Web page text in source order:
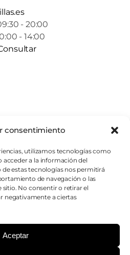
consentimiento
utilizamos tecnologías como
acceder a la información del
estas tecnologías nos permitirá
de navegación o las
sitio. No consentir o retirar el
negativamente a ciertas
Aceptar
- 20:00
14:00